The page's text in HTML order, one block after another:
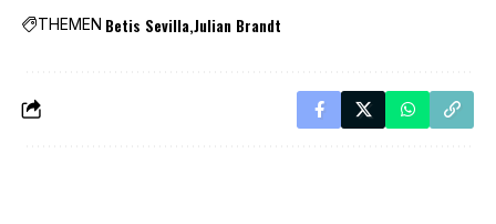
THEMEN Betis SevillaJulian Brandt